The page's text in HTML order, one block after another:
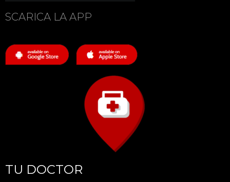
SCARICA LA APP
TU DOCTOR